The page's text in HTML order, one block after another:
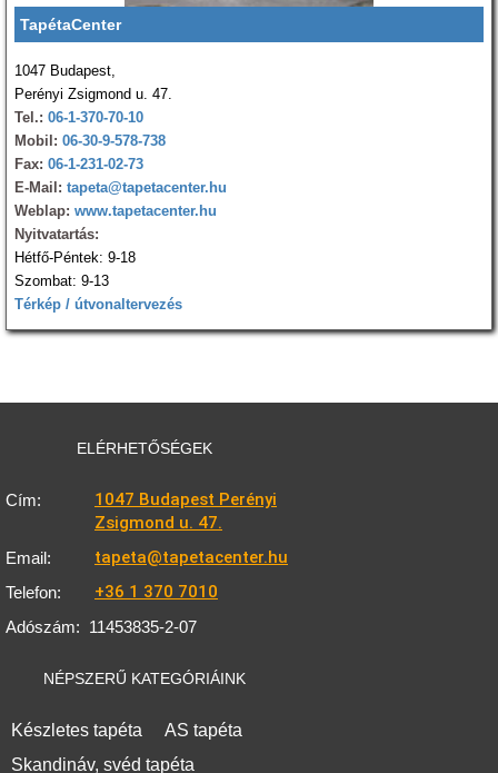
TapétaCenter
1047 Budapest,
Perényi Zsigmond u. 47.
Tel.: 06-1-370-70-10
Mobil: 06-30-9-578-738
Fax: 06-1-231-02-73
E-Mail: tapeta@tapetacenter.hu
Weblap: www.tapetacenter.hu
Nyitvatartás:
Hétfő-Péntek: 9-18
Szombat: 9-13
Térkép / útvonaltervezés
ELÉRHETŐSÉGEK
Cím:
1047 Budapest Perényi
Zsigmond u. 47.
Email: tapeta@tapetacenter.hu
Telefon: +36 1 370 7010
Adószám: 11453835-2-07
NÉPSZERŰ KATEGÓRIÁINK
Készletes tapéta
AS tapéta
Skandináv, svéd tapéta